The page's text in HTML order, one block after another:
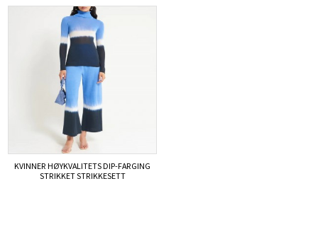
KVINNER HØYKVALITETS DIP-FARGING
STRIKKET STRIKKESETT